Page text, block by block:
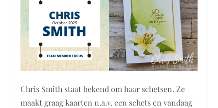
Chris Smith staat bekend om haar schetsen. Ze
maakt graag kaarten n.a.v. een schets en vandaag